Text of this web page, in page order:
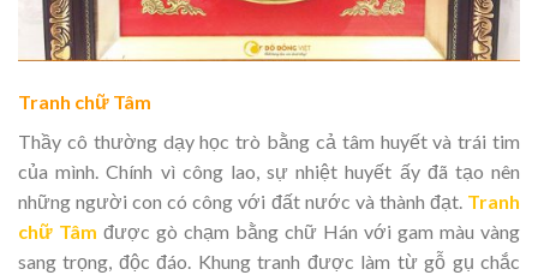
Tranh chữ Tâm
Thầy cô thường dạy học trò bằng cả tâm huyết và trái tim
của mình. Chính vì công lao, sự nhiệt huyết ấy đã tạo nên
những người con có công với đất nước và thành đạt. Tranh
chữ Tâm được gò chạm bằng chữ Hán với gam màu vàng
sang trọng, độc đáo. Khung tranh được làm từ gỗ gụ chắc